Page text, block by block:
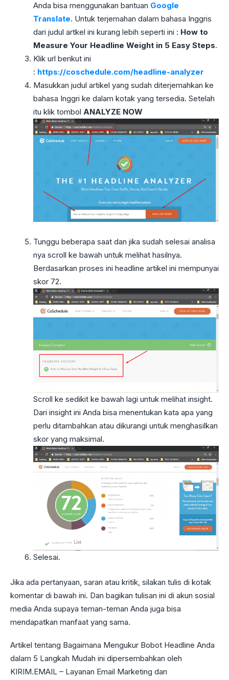
Anda bisa menggunakan bantuan Google
Translate. Untuk terjemahan dalam bahasa Inggris
dari judul artkel ini kurang lebih seperti ini : How to
Measure Your Headline Weight in 5 Easy Steps.
Klik url berikut ini
: https://coschedule.com/headline-analyzer
Masukkan judul artikel yang sudah diterjemahkan ke
bahasa Inggri ke dalam kotak yang tersedia. Setelah
itu klik tombol ANALYZE NOW
Tunggu beberapa saat dan jika sudah selesai analisa
nya scroll ke bawah untuk melihat hasilnya.
Berdasarkan proses ini headline artikel ini mempunyai
skor 72.
Scroll ke sedikit ke bawah lagi untuk melihat insight.
Dari insight ini Anda bisa menentukan kata apa yang
perlu ditambahkan atau dikurangi untuk menghasilkan
skor yang maksimal.
Selesai.
Jika ada pertanyaan, saran atau kritik, silakan tulis di kotak
komentar di bawah ini. Dan bagikan tulisan ini di akun sosial
media Anda supaya teman-teman Anda juga bisa
mendapatkan manfaat yang sama.
Artikel tentang Bagaimana Mengukur Bobot Headline Anda
dalam 5 Langkah Mudah ini dipersembahkan oleh
KIRIM.EMAIL – Layanan Email Marketing dan